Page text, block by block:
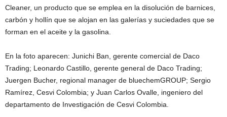
Cleaner, un producto que se emplea en la disolución de barnices,
carbón y hollín que se alojan en las galerías y suciedades que se
forman en el aceite y la gasolina.
En la foto aparecen: Junichi Ban, gerente comercial de Daco
Trading; Leonardo Castillo, gerente general de Daco Trading;
Juergen Bucher, regional manager de bluechemGROUP; Sergio
Ramírez, Cesvi Colombia; y Juan Carlos Ovalle, ingeniero del
departamento de Investigación de Cesvi Colombia.